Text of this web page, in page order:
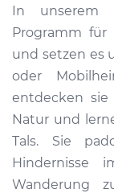
In unserem
Programm für
und setzen es
oder
entdecken
Natur und
Tals. Sie
Hindernisse
Wanderung